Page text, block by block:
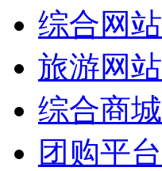
综合网站
旅游网站
综合商城
团购平台